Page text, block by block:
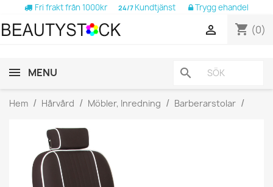
Fri frakt från 1000kr 24/7 Kundtjänst Trygg ehandel
shopping_cart (0)

MENU search
Hem Hårvård Möbler, Inredning Barberarstolar